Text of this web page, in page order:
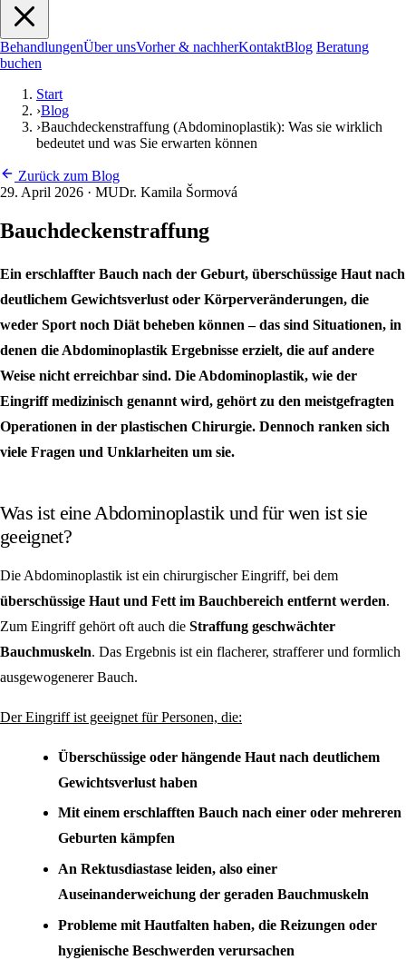
BehandlungenÜber unsVorher & nachherKontaktBlog Beratung
buchen
Start
›Blog
›Bauchdeckenstraffung (Abdominoplastik): Was sie wirklich
bedeutet und was Sie erwarten können
Zurück zum Blog
29. April 2026 · MUDr. Kamila Šormová
Bauchdeckenstraffung
Ein erschlaffter Bauch nach der Geburt, überschüssige Haut nach
deutlichem Gewichtsverlust oder Körperveränderungen, die
weder Sport noch Diät beheben können – das sind Situationen, in
denen die Abdominoplastik Ergebnisse erzielt, die auf andere
Weise nicht erreichbar sind. Die Abdominoplastik, wie der
Eingriff medizinisch genannt wird, gehört zu den meistgefragten
Operationen in der plastischen Chirurgie. Dennoch ranken sich
viele Fragen und Unklarheiten um sie.
Was ist eine Abdominoplastik und für wen ist sie
geeignet?
Die Abdominoplastik ist ein chirurgischer Eingriff, bei dem
überschüssige Haut und Fett im Bauchbereich entfernt werden.
Zum Eingriff gehört oft auch die Straffung geschwächter
Bauchmuskeln. Das Ergebnis ist ein flacherer, strafferer und formlich
ausgewogenerer Bauch.
Der Eingriff ist geeignet für Personen, die:
Überschüssige oder hängende Haut nach deutlichem
Gewichtsverlust haben
Mit einem erschlafften Bauch nach einer oder mehreren
Geburten kämpfen
An Rektusdiastase leiden, also einer
Auseinanderweichung der geraden Bauchmuskeln
Probleme mit Hautfalten haben, die Reizungen oder
hygienische Beschwerden verursachen